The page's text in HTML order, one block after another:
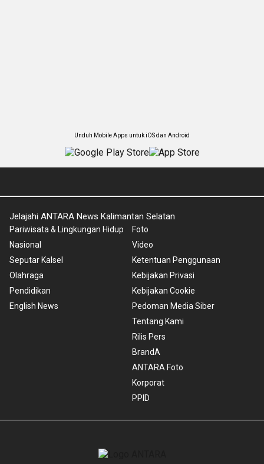
Unduh Mobile Apps untuk iOS dan Android
Jelajahi ANTARA News Kalimantan Selatan
Pariwisata & Lingkungan Hidup
Nasional
Seputar Kalsel
Olahraga
Pendidikan
English News
Foto
Video
Ketentuan Penggunaan
Kebijakan Privasi
Kebijakan Cookie
Pedoman Media Siber
Tentang Kami
Rilis Pers
BrandA
ANTARA Foto
Korporat
PPID